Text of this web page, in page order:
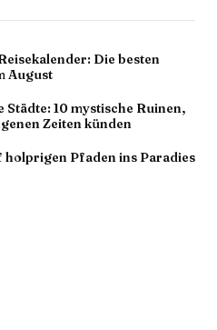
Die besten
August
Städte: 10 mystische Ruinen,
Zeiten künden
holprigen Pfaden ins Paradies